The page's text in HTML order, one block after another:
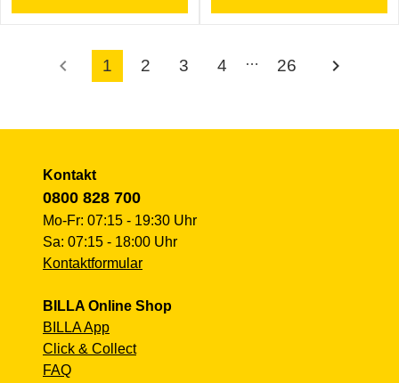
chevron_left 1 2 3 4 … 26 chevron_right
Kontakt
0800 828 700
Mo-Fr: 07:15 - 19:30 Uhr
Sa: 07:15 - 18:00 Uhr
Kontaktformular
BILLA Online Shop
BILLA App
Click & Collect
FAQ